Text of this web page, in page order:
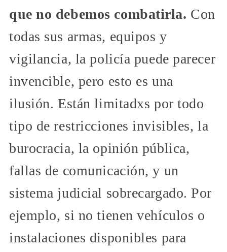
que no debemos combatirla. Con
todas sus armas, equipos y
vigilancia, la policía puede parecer
invencible, pero esto es una
ilusión. Están limitadxs por todo
tipo de restricciones invisibles, la
burocracia, la opinión pública,
fallas de comunicación, y un
sistema judicial sobrecargado. Por
ejemplo, si no tienen vehículos o
instalaciones disponibles para